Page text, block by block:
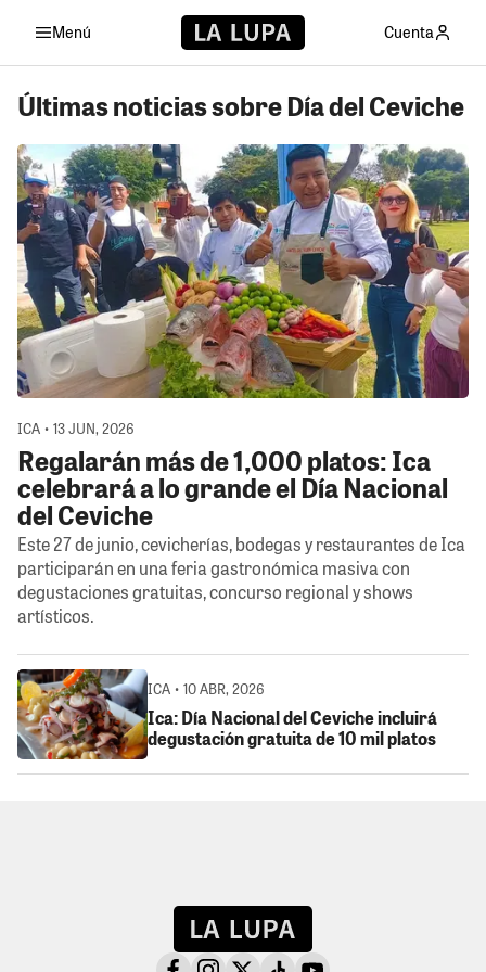
Menú Cuenta
Últimas noticias sobre Día del Ceviche
ICA • 13 JUN, 2026
Regalarán más de 1,000 platos: Ica
celebrará a lo grande el Día Nacional
del Ceviche
Este 27 de junio, cevicherías, bodegas y restaurantes de Ica
participarán en una feria gastronómica masiva con
degustaciones gratuitas, concurso regional y shows
artísticos.
ICA • 10 ABR, 2026
Ica: Día Nacional del Ceviche incluirá
degustación gratuita de 10 mil platos